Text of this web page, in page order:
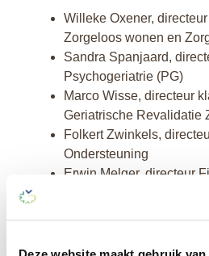
Willeke Oxener,
Zorgeloos wonen en
Sandra Spanjaard,
Psychogeriatrie (PG)
Marco Wisse, directeur
Geriatrische Revalidatie
Folkert Zwinkels,
Ondersteuning
Erwin Melger, directeur
Beleidsplan op